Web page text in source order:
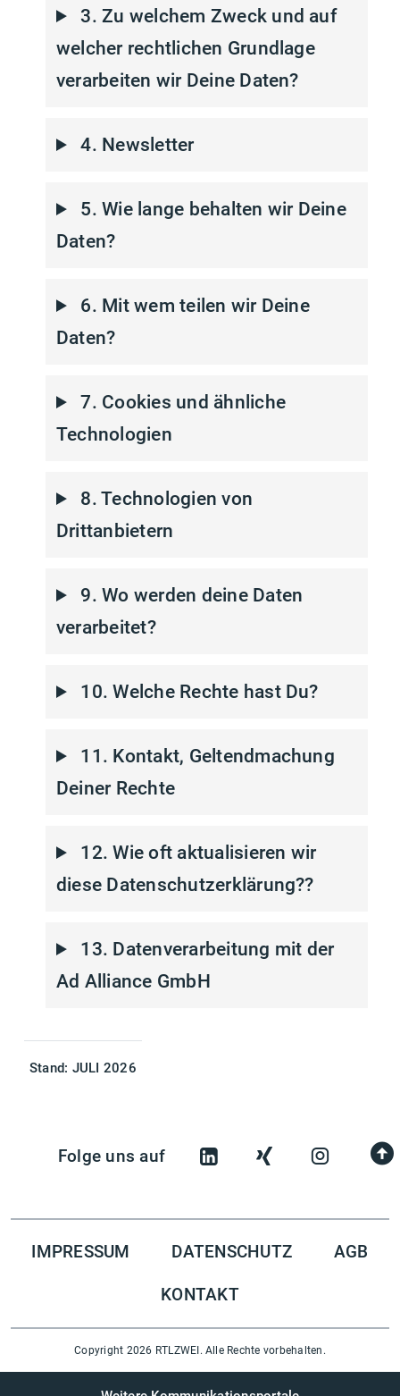
3. Zu welchem Zweck und auf
welcher rechtlichen Grundlage
verarbeiten wir Deine Daten?
4. Newsletter
5. Wie lange behalten wir Deine
Daten?
6. Mit wem teilen wir Deine
Daten?
7. Cookies und ähnliche
Technologien
8. Technologien von
Drittanbietern
9. Wo werden deine Daten
verarbeitet?
10. Welche Rechte hast Du?
11. Kontakt, Geltendmachung
Deiner Rechte
12. Wie oft aktualisieren wir
diese Datenschutzerklärung??
13. Datenverarbeitung mit der
Ad Alliance GmbH
Stand: JULI 2026
IMPRESSUM DATENSCHUTZ AGB
KONTAKT
Folge uns auf
Copyright 2026 RTLZWEI. Alle Rechte vorbehalten.